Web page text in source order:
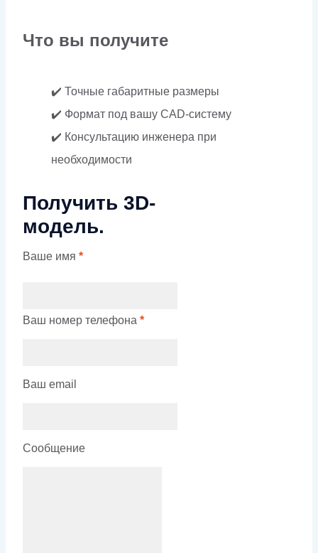
Что вы получите
✔️ Точные габаритные размеры
✔️ Формат под вашу CAD-систему
✔️ Консультацию инженера при
необходимости
Получить 3D-
модель.
Ваше имя *
Ваш номер телефона *
Ваш email
Сообщение